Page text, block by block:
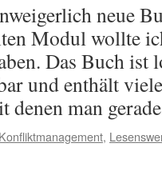
neue
Modul wollte
Das Buch ist
und enthält
denen man
,